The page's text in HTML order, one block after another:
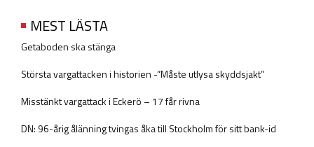
MEST LÄSTA
Getaboden ska stänga
Största vargattacken i historien -”Måste utlysa skyddsjakt”
Misstänkt vargattack i Eckerö – 17 får rivna
DN: 96-årig ålänning tvingas åka till Stockholm för sitt bank-id